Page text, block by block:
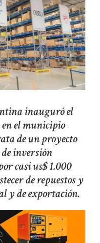
inauguró el
el municipio
de un proyecto
inversión
casi us$ 1.000
de repuestos y
y de exportación.